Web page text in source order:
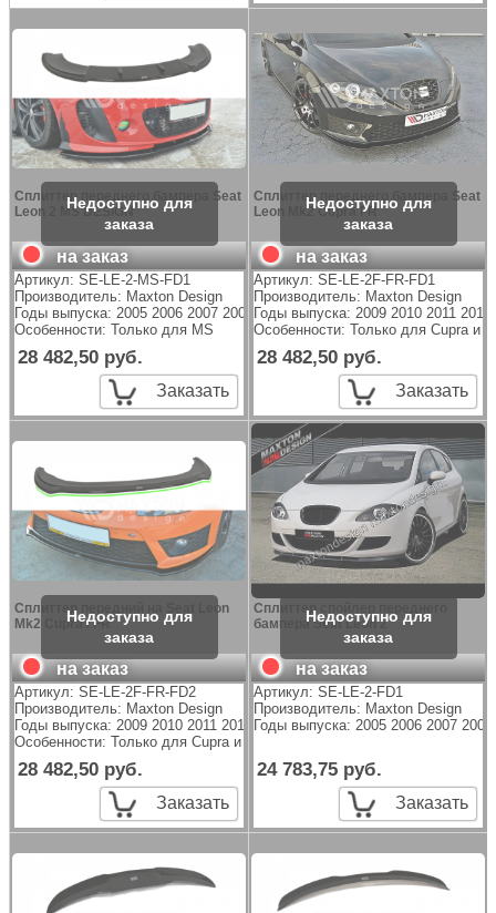
Сплиттер переднего бампера Seat
Leon 2 MS DESIGN
на заказ
Артикул: SE-LE-2-MS-FD1
Производитель: Maxton Design
Годы выпуска: 2005 2006 2007 2008 2009
Особенности: Только для MS
28 482,50 руб.
Заказать
Сплиттер переднего бампера Seat
Leon Mk2 Cupra FR
на заказ
Артикул: SE-LE-2F-FR-FD1
Производитель: Maxton Design
Годы выпуска: 2009 2010 2011 2012
Особенности: Только для Cupra и
28 482,50 руб.
Заказать
Сплиттер передний на Seat Leon
Mk2 Cupra / FR
на заказ
Артикул: SE-LE-2F-FR-FD2
Производитель: Maxton Design
Годы выпуска: 2009 2010 2011 2012
Особенности: Только для Cupra и FR
28 482,50 руб.
Заказать
Сплиттер спойлер переднего
бампера Seat Leon 2
на заказ
Артикул: SE-LE-2-FD1
Производитель: Maxton Design
Годы выпуска: 2005 2006 2007 2008
24 783,75 руб.
Заказать